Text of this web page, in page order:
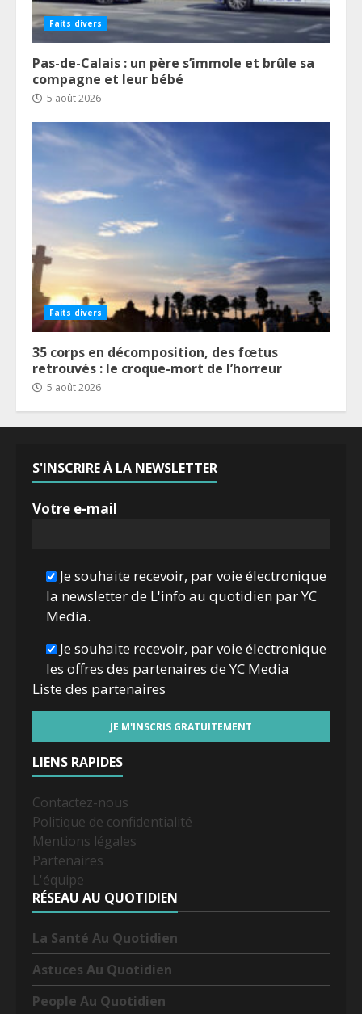
Faits divers
Pas-de-Calais : un père s’immole et brûle sa
compagne et leur bébé
5 août 2026
Faits divers
35 corps en décomposition, des fœtus
retrouvés : le croque-mort de l’horreur
5 août 2026
S'INSCRIRE À LA NEWSLETTER
Votre e-mail
Je souhaite recevoir, par voie électronique
la newsletter de L'info au quotidien par YC
Media.
Je souhaite recevoir, par voie électronique
les offres des partenaires de YC Media
Liste des partenaires
LIENS RAPIDES
Contactez-nous
Politique de confidentialité
Mentions légales
Partenaires
L'équipe
RÉSEAU AU QUOTIDIEN
La Santé Au Quotidien
Astuces Au Quotidien
People Au Quotidien